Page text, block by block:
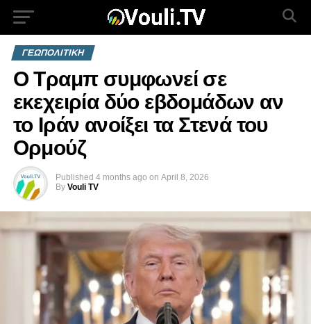
ΓΕΩΠΟΛΙΤΙΚΗ
Ο Τραμπ συμφωνεί σε
εκεχειρία δύο εβδομάδων αν
το Ιράν ανοίξει τα Στενά του
Ορμούζ
Published 4 months ago on April 8, 2026
By Vouli TV